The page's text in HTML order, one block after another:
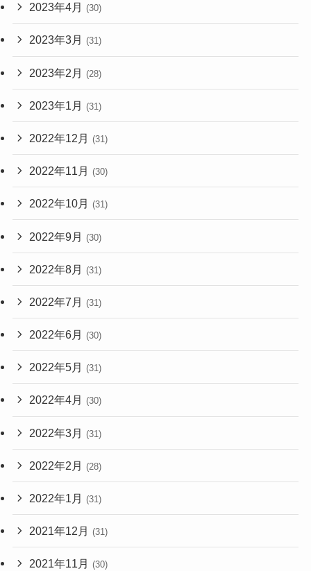
2023年4月 (30)
2023年3月 (31)
2023年2月 (28)
2023年1月 (31)
2022年12月 (31)
2022年11月 (30)
2022年10月 (31)
2022年9月 (30)
2022年8月 (31)
2022年7月 (31)
2022年6月 (30)
2022年5月 (31)
2022年4月 (30)
2022年3月 (31)
2022年2月 (28)
2022年1月 (31)
2021年12月 (31)
2021年11月 (30)